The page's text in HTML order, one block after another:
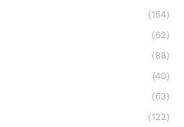
(154)
(62)
(88)
(40)
(63)
(122)